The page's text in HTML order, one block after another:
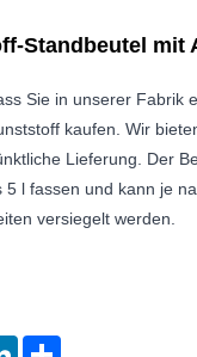
Standbeutel mit
Sie in unserer Fabrik
kaufen. Wir
Lieferung. Der
5 l fassen und kann je
versiegelt werden.
LinkedInShare